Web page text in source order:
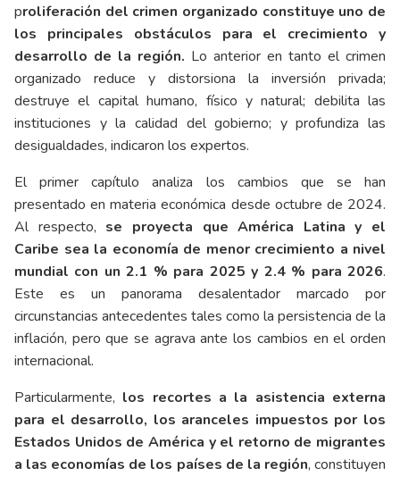
proliferación del crimen organizado constituye uno de
los principales obstáculos para el crecimiento y
desarrollo de la región. Lo anterior en tanto el crimen
organizado reduce y distorsiona la inversión privada;
destruye el capital humano, físico y natural; debilita las
instituciones y la calidad del gobierno; y profundiza las
desigualdades, indicaron los expertos.
El primer capítulo analiza los cambios que se han
presentado en materia económica desde octubre de 2024.
Al respecto, se proyecta que América Latina y el
Caribe sea la economía de menor crecimiento a nivel
mundial con un 2.1 % para 2025 y 2.4 % para 2026.
Este es un panorama desalentador marcado por
circunstancias antecedentes tales como la persistencia de la
inflación, pero que se agrava ante los cambios en el orden
internacional.
Particularmente, los recortes a la asistencia externa
para el desarrollo, los aranceles impuestos por los
Estados Unidos de América y el retorno de migrantes
a las economías de los países de la región, constituyen